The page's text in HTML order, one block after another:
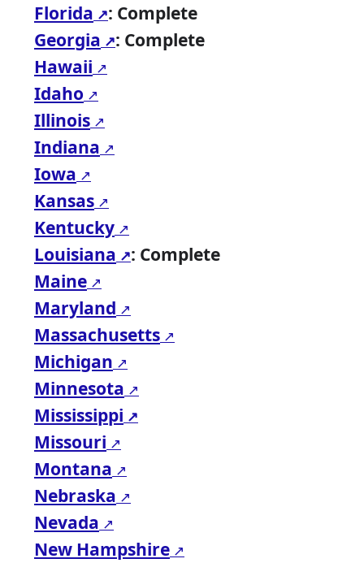
Florida
: Complete
Georgia
: Complete
Hawaii
Idaho
Illinois
Indiana
Iowa
Kansas
Kentucky
Louisiana
: Complete
Maine
Maryland
Massachusetts
Michigan
Minnesota
Mississippi
Missouri
Montana
Nebraska
Nevada
New Hampshire